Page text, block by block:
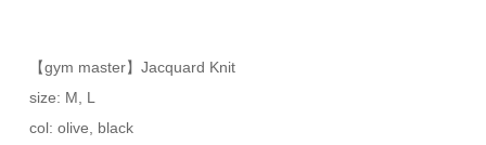
【gym master】Jacquard Knit
size: M, L
col: olive, black